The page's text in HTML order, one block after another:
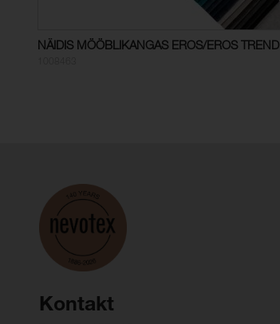
NÄIDIS MÖÖBLIKANGAS EROS/EROS TREND
Kontakt